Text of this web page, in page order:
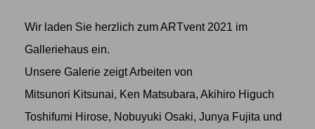
Wir laden Sie herzlich zum ARTvent 2021 im
Galleriehaus ein.
Unsere Galerie zeigt Arbeiten von
Mitsunori Kitsunai, Ken Matsubara, Akihiro Higuch
Toshifumi Hirose, Nobuyuki Osaki, Junya Fujita und